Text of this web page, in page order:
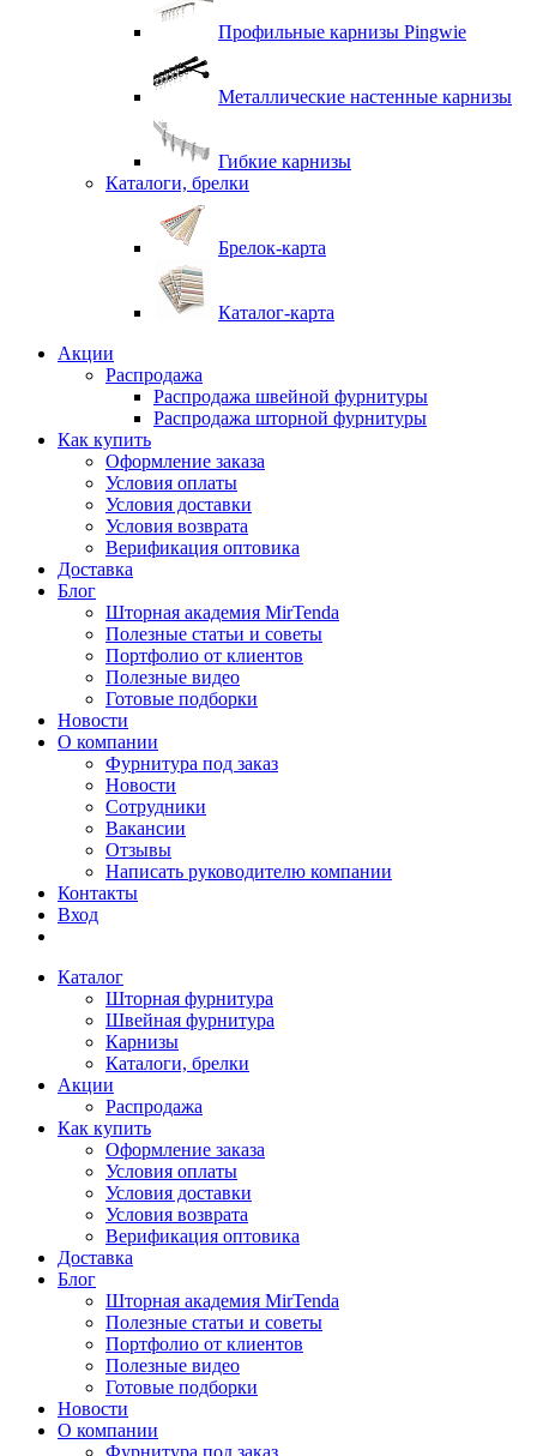
Профильные карнизы Pingwie
Металлические настенные карнизы
Гибкие карнизы
Каталоги, брелки
Брелок-карта
Каталог-карта
Акции
Распродажа
Распродажа швейной фурнитуры
Распродажа шторной фурнитуры
Как купить
Оформление заказа
Условия оплаты
Условия доставки
Условия возврата
Верификация оптовика
Доставка
Блог
Шторная академия MirTenda
Полезные статьи и советы
Портфолио от клиентов
Полезные видео
Готовые подборки
Новости
О компании
Фурнитура под заказ
Новости
Сотрудники
Вакансии
Отзывы
Написать руководителю компании
Контакты
Вход
Каталог
Шторная фурнитура
Швейная фурнитура
Карнизы
Каталоги, брелки
Акции
Распродажа
Как купить
Оформление заказа
Условия оплаты
Условия доставки
Условия возврата
Верификация оптовика
Доставка
Блог
Шторная академия MirTenda
Полезные статьи и советы
Портфолио от клиентов
Полезные видео
Готовые подборки
Новости
О компании
Фурнитура под заказ